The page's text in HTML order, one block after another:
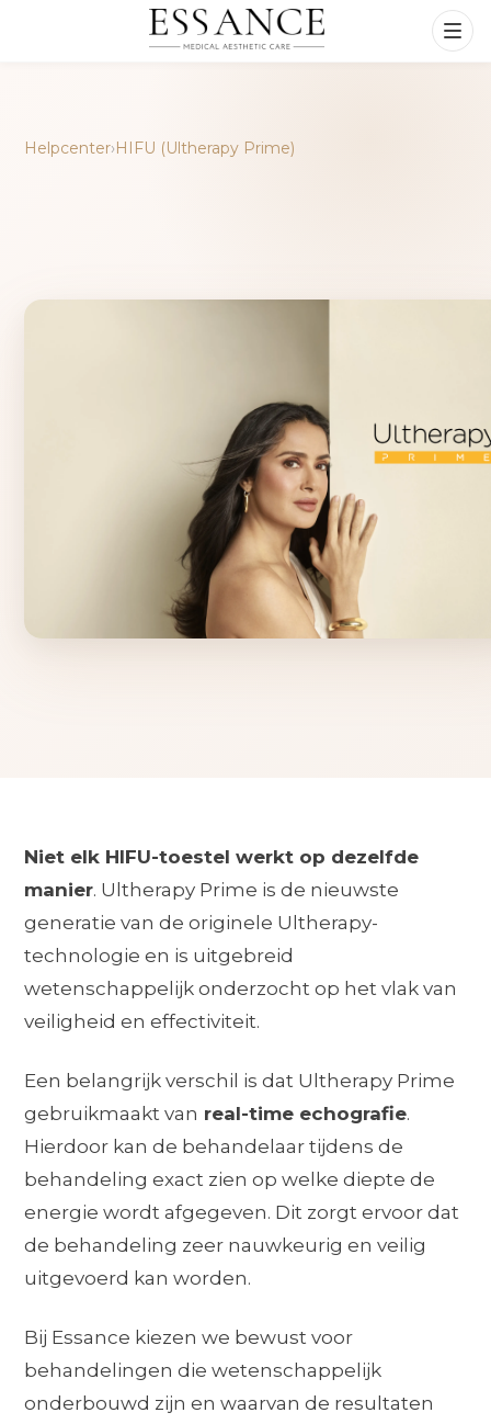
Helpcenter›HIFU (Ultherapy Prime)
Niet elk HIFU-toestel werkt op dezelfde
manier. Ultherapy Prime is de nieuwste
generatie van de originele Ultherapy-
technologie en is uitgebreid
wetenschappelijk onderzocht op het vlak van
veiligheid en effectiviteit.
Een belangrijk verschil is dat Ultherapy Prime
gebruikmaakt van real-time echografie.
Hierdoor kan de behandelaar tijdens de
behandeling exact zien op welke diepte de
energie wordt afgegeven. Dit zorgt ervoor dat
de behandeling zeer nauwkeurig en veilig
uitgevoerd kan worden.
Bij Essance kiezen we bewust voor
behandelingen die wetenschappelijk
onderbouwd zijn en waarvan de resultaten